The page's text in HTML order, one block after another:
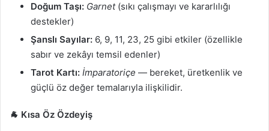
Doğum Taşı: Garnet(sıkı çalışmayı ve kararlılığı
destekler)
Şanslı Sayılar: 6, 9, 11, 23, 25 gibi etkiler (özellikle
sabır ve zekâyı temsil edenler)
Tarot Kartı: İmparatoriçe — bereket, üretkenlik ve
güçlü öz değer temalarıyla ilişkilidir.
🐐 Kısa Öz Özdeyiş